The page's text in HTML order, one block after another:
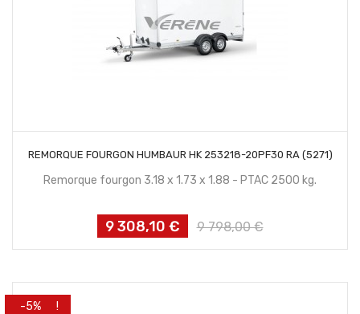
REMORQUE FOURGON HUMBAUR HK 253218-20PF30 RA (5271)
Remorque fourgon 3.18 x 1.73 x 1.88 - PTAC 2500 kg.
Prix
9 308,10 €
Prix
9 798,00 €
PROMO !
-5%